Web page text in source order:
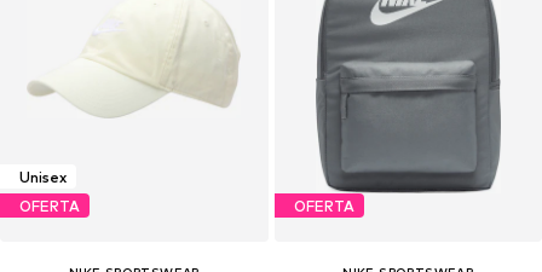
Unisex
OFERTA
OFERTA